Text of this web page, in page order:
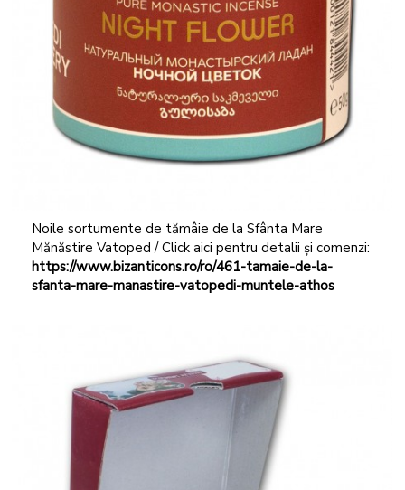
Noile sortumente de tămâie de la Sfânta Mare
Mănăstire Vatoped / Click aici pentru detalii și comenzi:
https://www.bizanticons.ro/ro/461-tamaie-de-la-
sfanta-mare-manastire-vatopedi-muntele-athos